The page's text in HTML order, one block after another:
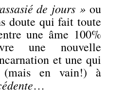
de jours » ou
doute qui fait toute
une âme 100%
une nouvelle
et une qui
(mais en vain!) à
…